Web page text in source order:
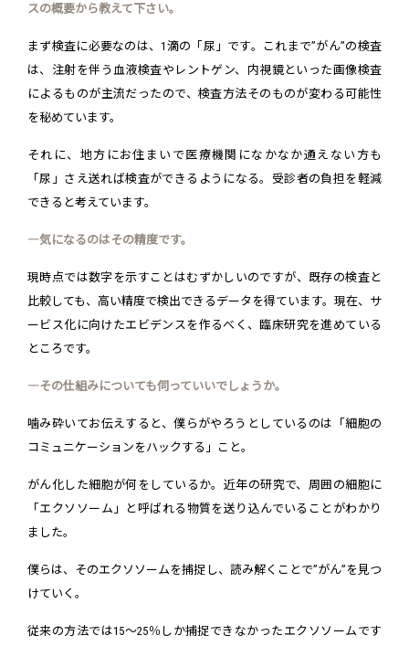
スの概要から教えて下さい。
まず検査に必要なのは、1滴の「尿」です。これまで”がん”の検査
は、注射を伴う血液検査やレントゲン、内視鏡といった画像検査
によるものが主流だったので、検査方法そのものが変わる可能性
を秘めています。
それに、地方にお住まいで医療機関になかなか通えない方も
「尿」さえ送れば検査ができるようになる。受診者の負担を軽減
できると考えています。
―気になるのはその精度です。
現時点では数字を示すことはむずかしいのですが、既存の検査と
比較しても、高い精度で検出できるデータを得ています。現在、サ
ービス化に向けたエビデンスを作るべく、臨床研究を進めている
ところです。
―その仕組みについても伺っていいでしょうか。
噛み砕いてお伝えすると、僕らがやろうとしているのは「細胞の
コミュニケーションをハックする」こと。
がん化した細胞が何をしているか。近年の研究で、周囲の細胞に
「エクソソーム」と呼ばれる物質を送り込んでいることがわかり
ました。
僕らは、そのエクソソームを捕捉し、読み解くことで”がん”を見つ
けていく。
従来の方法では15～25％しか捕捉できなかったエクソソームです